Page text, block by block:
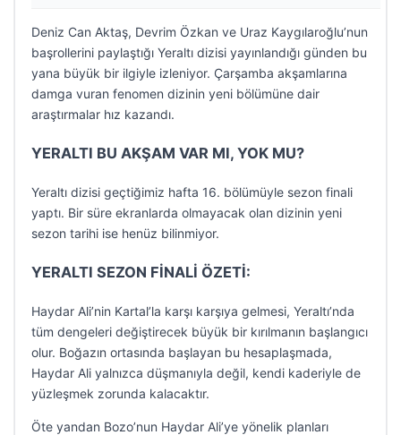
Deniz Can Aktaş, Devrim Özkan ve Uraz Kaygılaroğlu’nun
başrollerini paylaştığı Yeraltı dizisi yayınlandığı günden bu
yana büyük bir ilgiyle izleniyor. Çarşamba akşamlarına
damga vuran fenomen dizinin yeni bölümüne dair
araştırmalar hız kazandı.
YERALTI BU AKŞAM VAR MI, YOK MU?
Yeraltı dizisi geçtiğimiz hafta 16. bölümüyle sezon finali
yaptı. Bir süre ekranlarda olmayacak olan dizinin yeni
sezon tarihi ise henüz bilinmiyor.
YERALTI SEZON FİNALİ ÖZETİ:
Haydar Ali’nin Kartal’la karşı karşıya gelmesi, Yeraltı’nda
tüm dengeleri değiştirecek büyük bir kırılmanın başlangıcı
olur. Boğazın ortasında başlayan bu hesaplaşmada,
Haydar Ali yalnızca düşmanıyla değil, kendi kaderiyle de
yüzleşmek zorunda kalacaktır.
Öte yandan Bozo’nun Haydar Ali’ye yönelik planları